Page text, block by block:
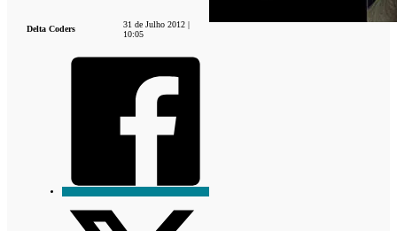
Delta Coders
31 de Julho 2012 |
10:05